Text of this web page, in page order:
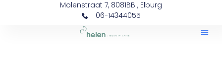
Molenstraat 7, 8081BB , Elburg
06-14344055